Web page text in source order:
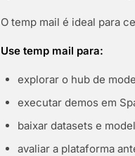
O temp mail é ideal para
Use temp mail para:
explorar o hub de
executar demos em
baixar datasets e
avaliar a plataforma